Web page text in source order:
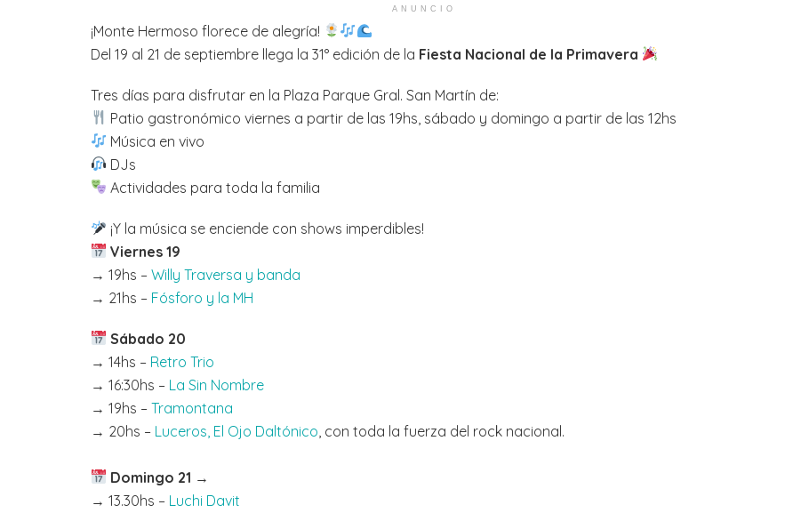
ANUNCIO
¡Monte Hermoso florece de alegría!
Del 19 al 21 de septiembre llega la 31° edición de la Fiesta Nacional de la Primavera
Tres días para disfrutar en la Plaza Parque Gral. San Martín de:
Patio gastronómico viernes a partir de las 19hs, sábado y domingo a partir de las 12hs
Música en vivo
DJs
Actividades para toda la familia
¡Y la música se enciende con shows imperdibles!
Viernes 19
→ 19hs – Willy Traversa y banda
→ 21hs – Fósforo y la MH
Sábado 20
→ 14hs – Retro Trio
→ 16:30hs – La Sin Nombre
→ 19hs – Tramontana
→ 20hs – Luceros, El Ojo Daltónico , con toda la fuerza del rock nacional.
Domingo 21 →
→ 13.30hs – Luchi Davit